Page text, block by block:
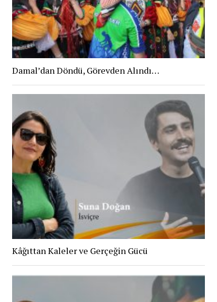
Damal’dan Döndü, Görevden Alındı…
Kâğıttan Kaleler ve Gerçeğin Gücü